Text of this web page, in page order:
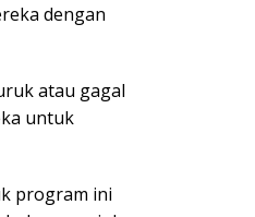
dengan
atau gagal
untuk
program ini